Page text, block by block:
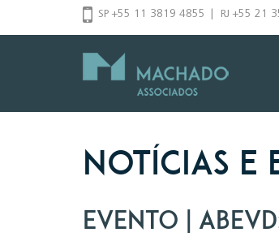
SP +55 11 3819 4855 RJ +55 21
Notícias e
Evento |